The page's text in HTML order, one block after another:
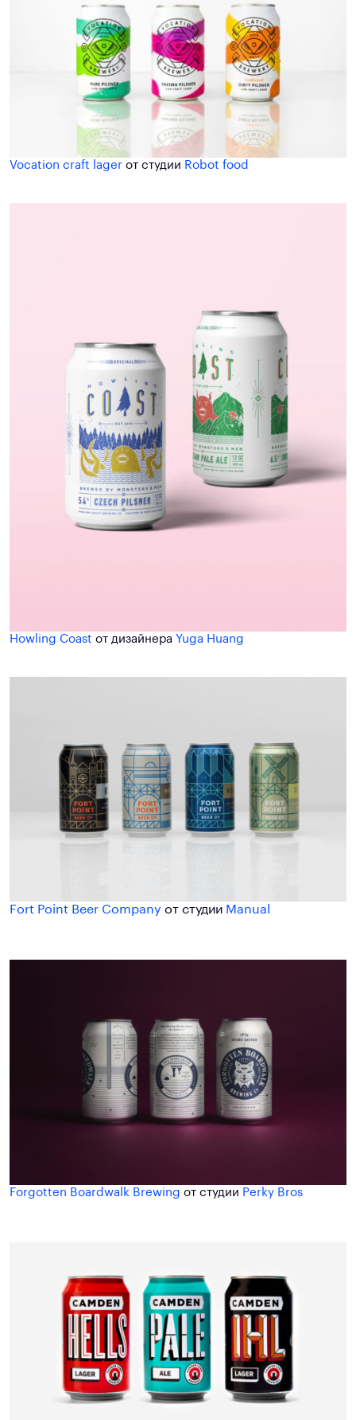
Vocation craft lager от студии Robot food
Howling Coast от дизайнера Yuga Huang
Fort Point Beer Company от студии Manual
Forgotten Boardwalk Brewing от студии Perky Bros